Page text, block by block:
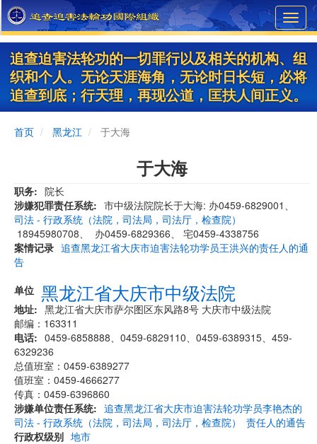
Skip
to
main
content
追查迫害法轮功的一切罪行以及相关的机构、组
织和个人。无论天涯海角，无论时日长短，必将
追查到底；行天理，再现公道，匡扶人间正义。
首页 黑龙江 于大海
于大海
职务
院长
涉嫌犯罪责任系统
司法 - 行政系统（法院，司法局，司法厅，检查院）
市中级法院院长于大海: 办0459-6829001、
18945980708、 办0459-6829366、 宅0459-4338756
案情记录 追查黑龙江省大庆市迫害法轮功学员王洪兴的责任人的通
告
单位 黑龙江省大庆市中级法院
地址
黑龙江省大庆市萨尔图区东风路8号 大庆市中级法院
邮编：163311
电话
0459-6858888、0459-6829110、0459-6389315、459-
6329236
总值班室：0459-6389277
值班室：0459-4666277
传真：0459-6396860
涉嫌单位责任系统
司法 - 行政系统（法院，司法局，司法厅，检查院）
追查黑龙江省大庆市迫害法轮功学员李艳杰的
责任人的通告
行政权级别 地市